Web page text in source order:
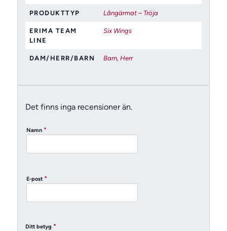
PRODUKTTYP Långärmat – Tröja
ERIMA TEAM
LINE
Six Wings
DAM/HERR/BARN Barn, Herr
Det finns inga recensioner än.
Namn *
E-post *
Ditt betyg *